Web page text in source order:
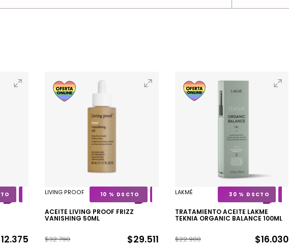
12.375
LIVING PROOF
ACEITE LIVING PROOF FRIZZ
VANISHING 50ML
10 %
$32.790 $29.511
LAKMÉ
TRATAMIENTO ACEITE LAKME
TEKNIA ORGANIC BALANCE 100ML
30 %
$22.900 $16.030